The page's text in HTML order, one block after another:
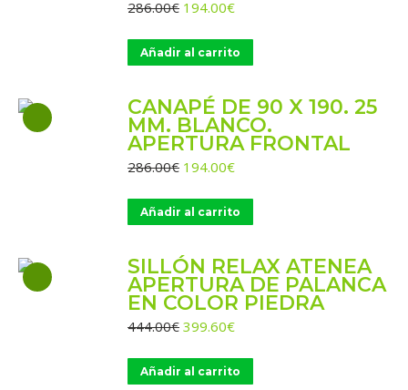
286.00€ El
original
era:
194.00€El
actual
es:
Añadir al carrito
CANAPÉ DE 90 X 190. 25
MM. BLANCO.
APERTURA FRONTAL
286.00€ El
original
era:
194.00€El
actual
es:
Añadir al carrito
SILLÓN RELAX ATENEA
APERTURA DE PALANCA
EN COLOR PIEDRA
444.00€ El
original
era:
399.60€El
actual
es:
Añadir al carrito